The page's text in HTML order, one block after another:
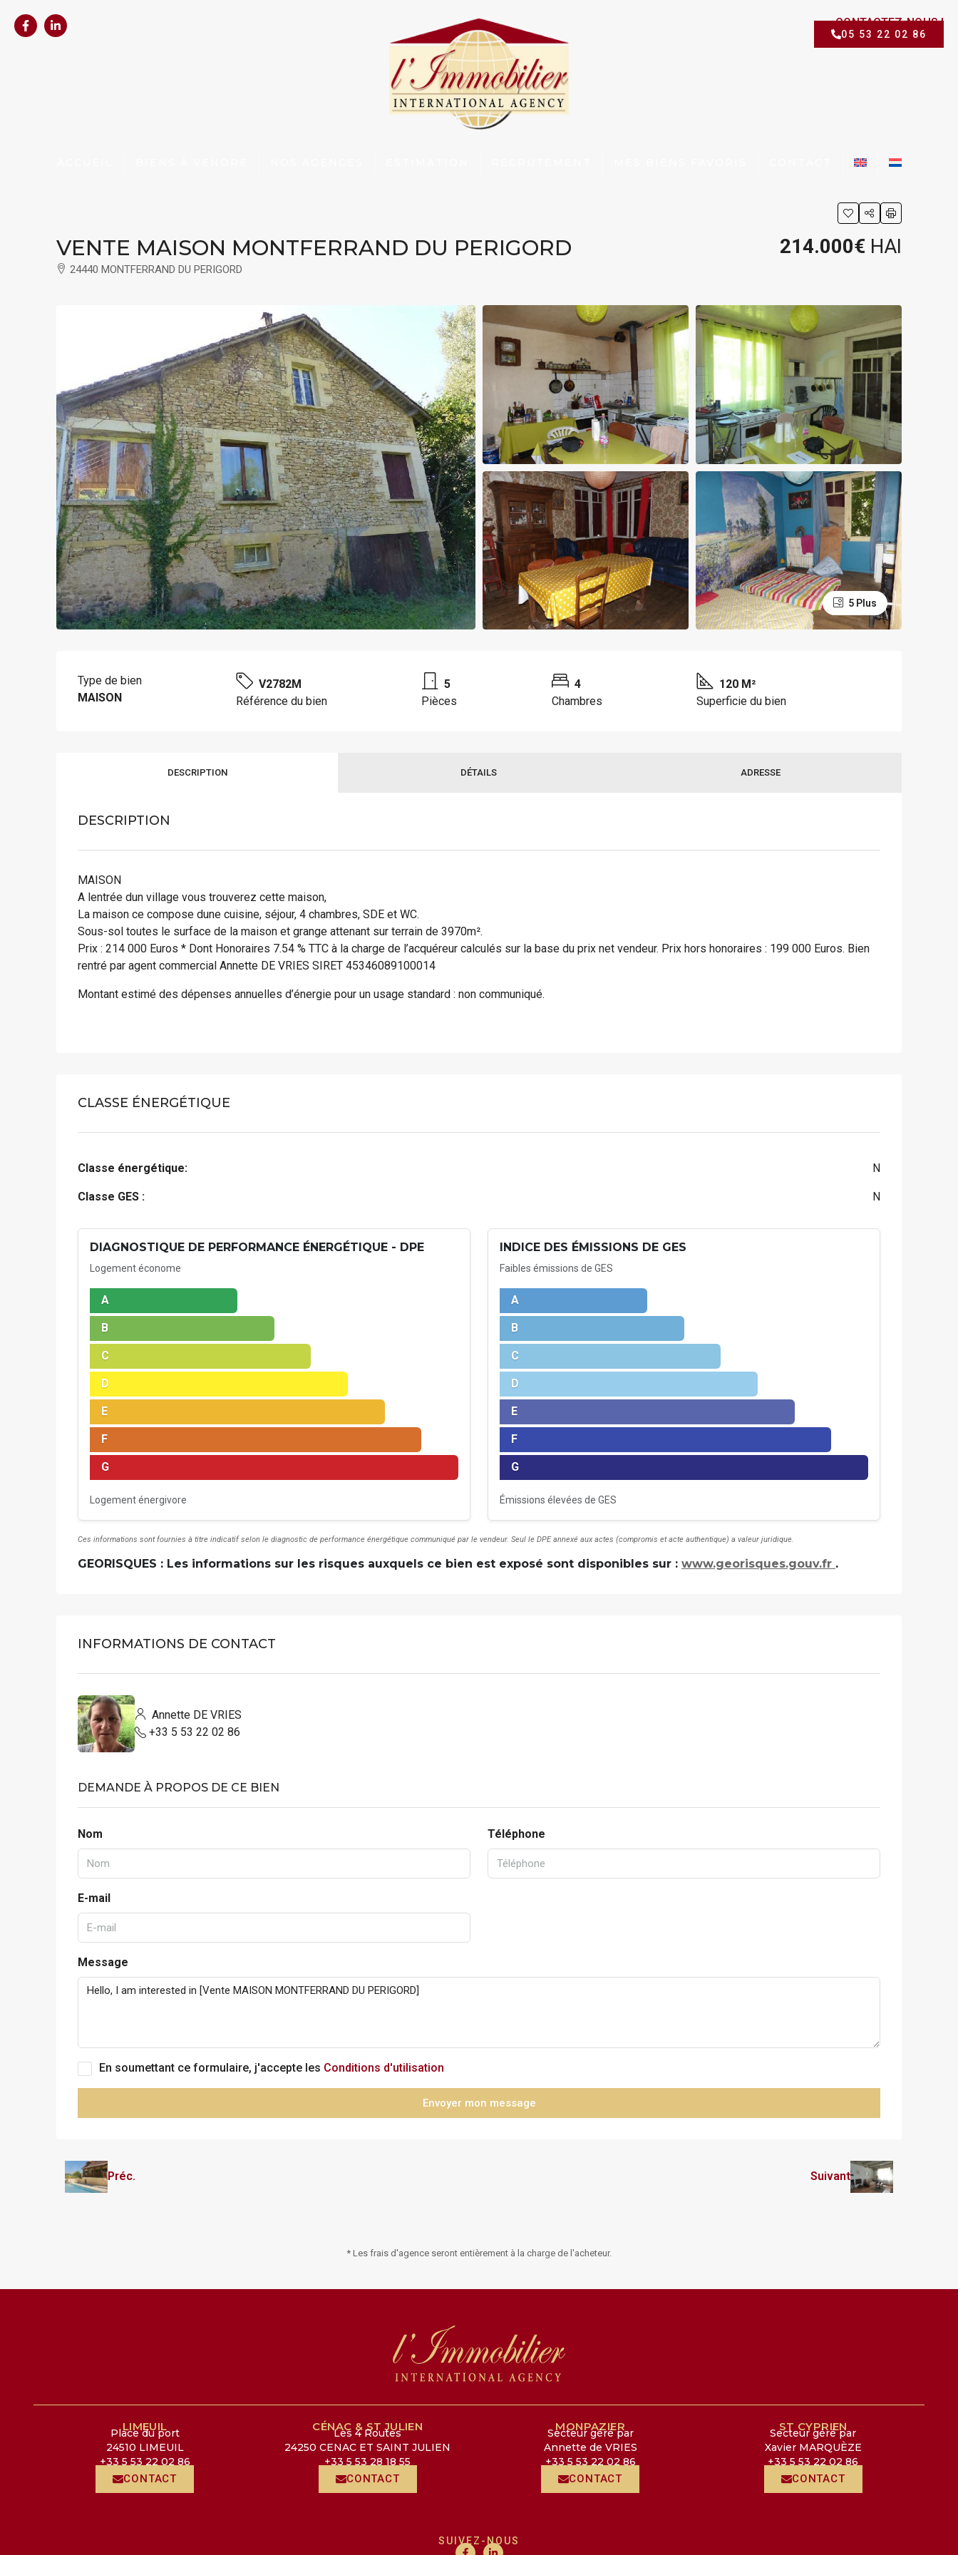
CONTACTEZ-NOUS !
05 53 22 02 86
VENTE MAISON MONTFERRAND DU PERIGORD
24440 MONTFERRAND DU PERIGORD
214.000€ HAI
5 Plus
Type de bien
MAISON
V2782M
Référence du bien
5
Pièces
4
Chambres
120 M²
Superficie du bien
DESCRIPTION DÉTAILS ADRESSE
DESCRIPTION
MAISON
A lentrée dun village vous trouverez cette maison,
La maison ce compose dune cuisine, séjour, 4 chambres, SDE et WC.
Sous-sol toutes le surface de la maison et grange attenant sur terrain de 3970m².
Prix : 214 000 Euros * Dont Honoraires 7.54 % TTC à la charge de l’acquéreur calculés sur la base du prix net vendeur. Prix hors honoraires : 199 000 Euros. Bien
rentré par agent commercial Annette DE VRIES SIRET 45346089100014
Montant estimé des dépenses annuelles d’énergie pour un usage standard : non communiqué.
CLASSE ÉNERGÉTIQUE
Classe énergétique: N
Classe GES : N
DIAGNOSTIQUE DE PERFORMANCE ÉNERGÉTIQUE - DPE
Logement économe
A
B
C
D
E
F
G
Logement énergivore
INDICE DES ÉMISSIONS DE GES
Faibles émissions de GES
A
B
C
D
E
F
G
Émissions élevées de GES
Ces informations sont fournies à titre indicatif selon le diagnostic de performance énergétique communiqué par le vendeur. Seul le DPE annexé aux actes (compromis et acte authentique) a valeur juridique.
GEORISQUES : Les informations sur les risques auxquels ce bien est exposé sont disponibles sur : www.georisques.gouv.fr .
INFORMATIONS DE CONTACT
Annette DE VRIES
+33 5 53 22 02 86
DEMANDE À PROPOS DE CE BIEN
Nom Téléphone
E-mail
Message
En soumettant ce formulaire, j'accepte les Conditions d'utilisation
Envoyer mon message
Préc. Suivant
* Les frais d'agence seront entièrement à la charge de l'acheteur.
LIMEUIL
Place du port
24510 LIMEUIL
+33 5 53 22 02 86
CONTACT
CÉNAC & ST JULIEN
Les 4 Routes
24250 CENAC ET SAINT JULIEN
+33 5 53 28 18 55
CONTACT
MONPAZIER
Secteur géré par
Annette de VRIES
+33 5 53 22 02 86
CONTACT
ST CYPRIEN
Secteur géré par
Xavier MARQUÈZE
+33 5 53 22 02 86
CONTACT
SUIVEZ-NOUS